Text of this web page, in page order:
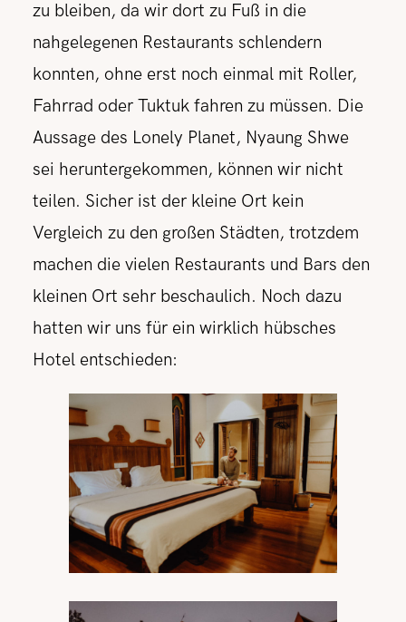
zu bleiben, da wir dort zu Fuß in die
nahgelegenen Restaurants schlendern
konnten, ohne erst noch einmal mit Roller,
Fahrrad oder Tuktuk fahren zu müssen. Die
Aussage des Lonely Planet, Nyaung Shwe
sei heruntergekommen, können wir nicht
teilen. Sicher ist der kleine Ort kein
Vergleich zu den großen Städten, trotzdem
machen die vielen Restaurants und Bars den
kleinen Ort sehr beschaulich. Noch dazu
hatten wir uns für ein wirklich hübsches
Hotel entschieden: